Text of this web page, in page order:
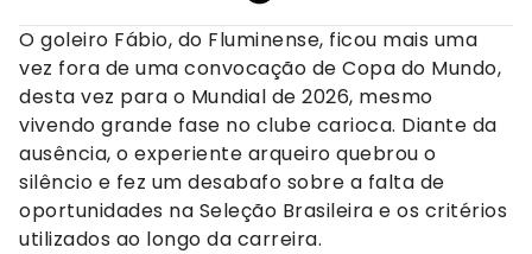
O goleiro Fábio, do Fluminense, ficou mais uma
vez fora de uma convocação de Copa do Mundo,
desta vez para o Mundial de 2026, mesmo
vivendo grande fase no clube carioca. Diante da
ausência, o experiente arqueiro quebrou o
silêncio e fez um desabafo sobre a falta de
oportunidades na Seleção Brasileira e os critérios
utilizados ao longo da carreira.